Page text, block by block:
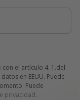
el artículo 4. 1.del
en EEUU. Puede
Puede
privacidad.